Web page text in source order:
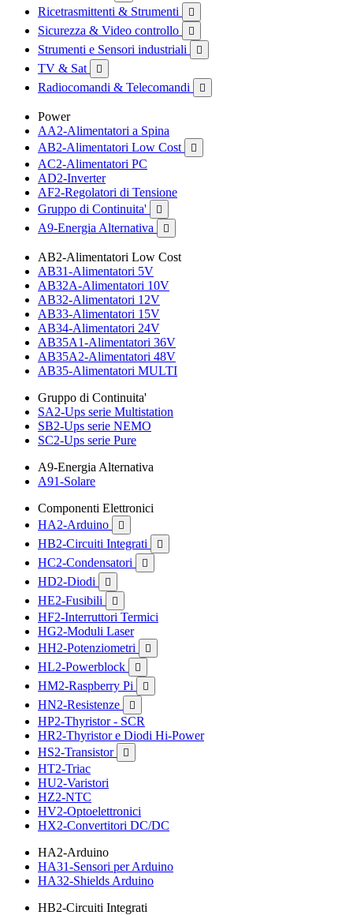
Ricetrasmittenti & Strumenti 
Sicurezza & Video controllo 
Strumenti e Sensori industriali 
TV & Sat 
Radiocomandi & Telecomandi 
Power
AA2-Alimentatori a Spina
AB2-Alimentatori Low Cost

AC2-Alimentatori PC
AD2-Inverter
AF2-Regolatori di Tensione
Gruppo di Continuita'

A9-Energia Alternativa 
AB2-Alimentatori Low Cost
AB31-Alimentatori 5V
AB32A-Alimentatori 10V
AB32-Alimentatori 12V
AB33-Alimentatori 15V
AB34-Alimentatori 24V
AB35A1-Alimentatori 36V
AB35A2-Alimentatori 48V
AB35-Alimentatori MULTI
Gruppo di Continuita'
SA2-Ups serie Multistation
SB2-Ups serie NEMO
SC2-Ups serie Pure
A9-Energia Alternativa
A91-Solare
Componenti Elettronici
HA2-Arduino

HB2-Circuiti Integrati 
HC2-Condensatori 
HD2-Diodi 
HE2-Fusibili 
HF2-Interruttori Termici
HG2-Moduli Laser
HH2-Potenziometri

HL2-Powerblock 
HM2-Raspberry Pi 
HN2-Resistenze 
HP2-Thyristor - SCR
HR2-Thyristor e Diodi Hi-Power
HS2-Transistor

HT2-Triac
HU2-Varistori
HZ2-NTC
HV2-Optoelettronici
HX2-Convertitori DC/DC
HA2-Arduino
HA31-Sensori per Arduino
HA32-Shields Arduino
HB2-Circuiti Integrati